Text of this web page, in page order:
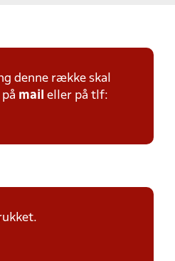
denne række skal
mail eller på tlf: